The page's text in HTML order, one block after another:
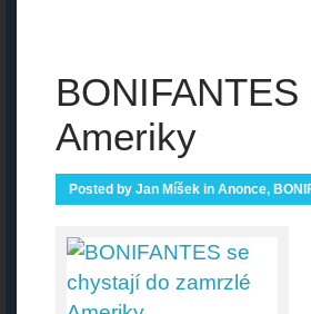
Ameriky
Posted by Jan Míšek in Anonce,